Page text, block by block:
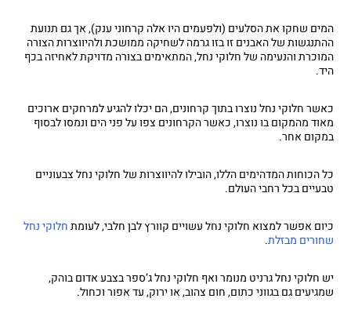
המים שחקו את הסלעים (ולפעמים היו אלה קרחוני ענק), אך גם תנועת
ההתנגשות של האבנים זו בזו גרמה לשחיקה ממושכת ולהיווצרות הצורה
המוכרת והנעימה של חלוקי נחל, המתאימים בצורה מדויקת לאחיזה בכף
היד.
כאשר חלוקי נחל נוצרו בתוך קרחונים, הם יכלו להגיע למרחקים ארוכים
מאוד מהמקום בו נוצרו, כאשר הקרחונים צפו על פני הים ונמסו לבסוף
במקום אחר.
כל הכוחות המדהימים הללו, הובילו להיווצרות של חלוקי נחל צבעוניים
טבעיים בכל רחבי העולם.
כיום אפשר למצוא חלוקי נחל עשויים קוורץ לבן חלבי, לעומתחלוקי נחל
שחורים מבזלת.
יש חלוקי נחל גרניט מנומר ואף חלוקי נחל ג’ספר בצבע אדום בוהק,
שמגיעים גם בגווני כתום, חום צהוב, או ירוק, עד אפור וכחול.